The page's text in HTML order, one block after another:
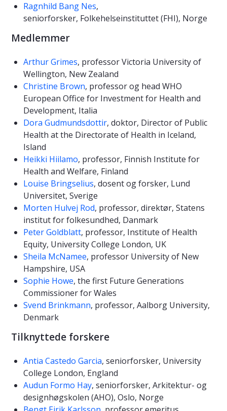
Ragnhild Bang Nes,
seniorforsker, Folkehelseinstituttet (FHI), Norge
Medlemmer
Arthur Grimes, professor Victoria University of
Wellington, New Zealand
Christine Brown, professor og head WHO
European Office for Investment for Health and
Development, Italia
Dora Gudmundsdottir, doktor, Director of Public
Health at the Directorate of Health in Iceland,
Island
Heikki Hiilamo, professor, Finnish Institute for
Health and Welfare, Finland
Louise Bringselius, dosent og forsker, Lund
Universitet, Sverige
Morten Hulvej Rod, professor, direktør, Statens
institut for folkesundhed, Danmark
Peter Goldblatt, professor, Institute of Health
Equity, University College London, UK
Sheila McNamee, professor University of New
Hampshire, USA
Sophie Howe, the first Future Generations
Commissioner for Wales
Svend Brinkmann, professor, Aalborg University,
Denmark
Tilknyttede forskere
Antia Castedo Garcia, seniorforsker, University
College London, England
Audun Formo Hay, seniorforsker, Arkitektur- og
designhøgskolen (AHO), Oslo, Norge